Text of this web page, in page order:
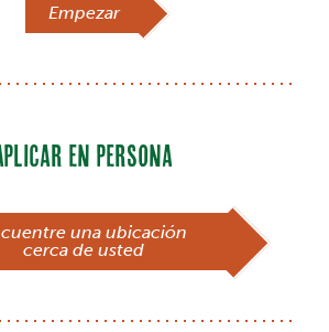
Empezar
EN PERSONA
una ubicación
cerca de usted